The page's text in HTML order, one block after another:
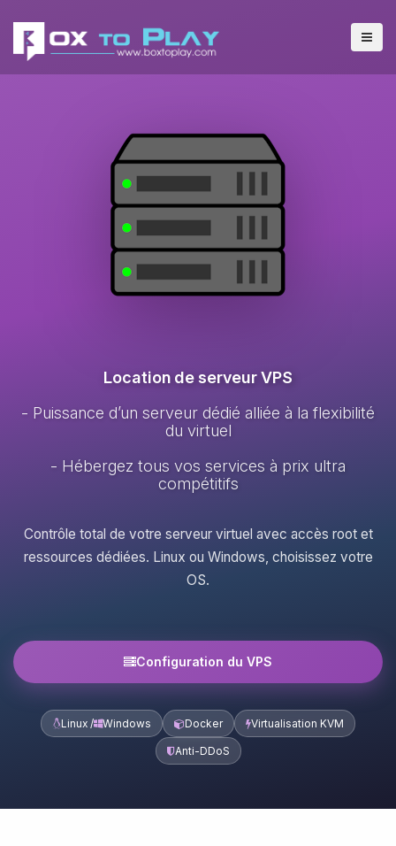
Location de serveur VPS
- Puissance d’un serveur dédié alliée à la flexibilité
du virtuel
- Hébergez tous vos services à prix ultra
compétitifs
Contrôle total de votre serveur virtuel avec accès root et
ressources dédiées. Linux ou Windows, choisissez votre
OS.
Configuration du VPS
Linux / Windows Docker Virtualisation KVM
Anti-DDoS